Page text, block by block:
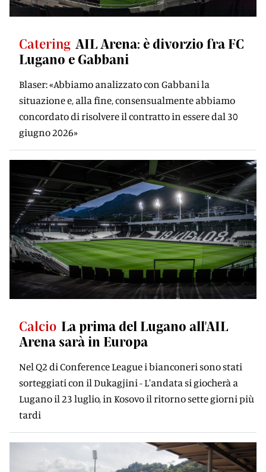
Catering AIL Arena: è divorzio fra FC
Lugano e Gabbani
Blaser: «Abbiamo analizzato con Gabbani la
situazione e, alla fine, consensualmente abbiamo
concordato di risolvere il contratto in essere dal 30
giugno 2026»
Calcio La prima del Lugano all'AIL
Arena sarà in Europa
Nel Q2 di Conference League i bianconeri sono stati
sorteggiati con il Dukagjini - L'andata si giocherà a
Lugano il 23 luglio, in Kosovo il ritorno sette giorni più
tardi